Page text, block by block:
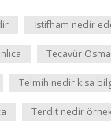
İstifham nedir
Tecavür
Telmih nedir kısa
Terdit nedir